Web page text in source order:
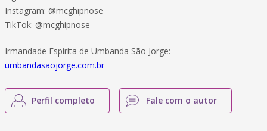
Instagram: @mcghipnose
TikTok: @mcghipnose
Irmandade Espírita de Umbanda São Jorge:
umbandasaojorge.com.br
Perfil completo Fale com o autor